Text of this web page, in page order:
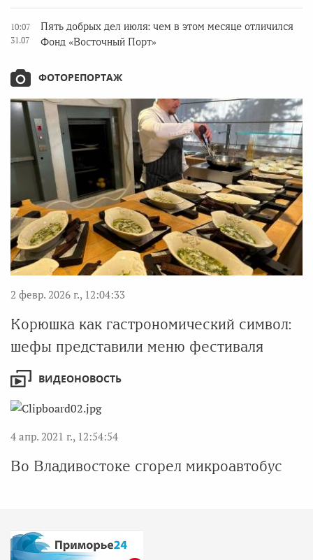
10:07
31.07
Пять добрых дел июля: чем в этом месяце отличился
Фонд «Восточный Порт»
ФОТОРЕПОРТАЖ
2 февр. 2026 г., 12:04:33
Корюшка как гастрономический символ:
шефы представили меню фестиваля
ВИДЕОНОВОСТЬ
4 апр. 2021 г., 12:54:54
Во Владивостоке сгорел микроавтобус